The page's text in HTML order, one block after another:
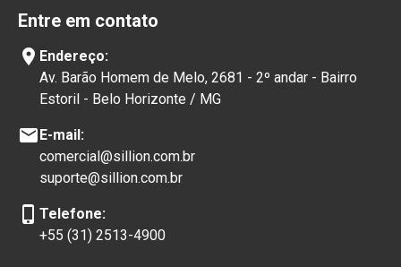
Entre em contato
location_on Endereço:
Av. Barão Homem de Melo, 2681 - 2º andar - Bairro
Estoril - Belo Horizonte / MG
mailE-mail:
comercial@sillion.com.br
suporte@sillion.com.br
phone_iphone Telefone:
+55 (31) 2513-4900